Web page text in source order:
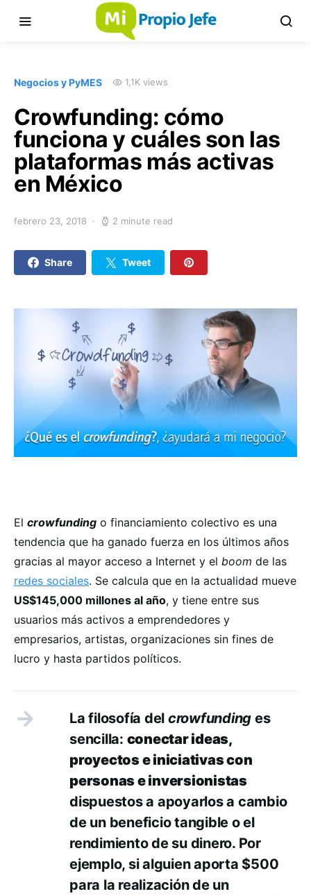
Negocios y PyMES 1,1K views
Crowfunding: cómo
funciona y cuáles son las
plataformas más activas
en México
febrero 23, 2018 2 minute read
Share Tweet
El crowfunding o financiamiento colectivo es una
tendencia que ha ganado fuerza en los últimos años
gracias al mayor acceso a Internet y el boom de las
redes sociales. Se calcula que en la actualidad mueve
US$145,000 millones al año, y tiene entre sus
usuarios más activos a emprendedores y
empresarios, artistas, organizaciones sin fines de
lucro y hasta partidos políticos.
La filosofía del crowfunding es
sencilla: conectar ideas,
proyectos e iniciativas con
personas e inversionistas
dispuestos a apoyarlos a cambio
de un beneficio tangible o el
rendimiento de su dinero. Por
ejemplo, si alguien aporta $500
para la realización de un